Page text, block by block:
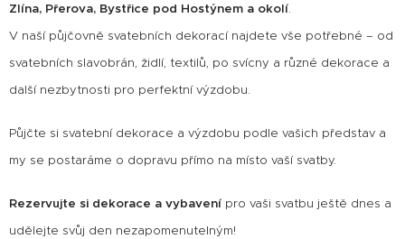
Zlína, Přerova, Bystřice pod Hostýnem a okolí.
V naší půjčovně svatebních dekorací najdete vše potřebné – od
svatebních slavobrán, židlí, textilů, po svícny a různé dekorace a
další nezbytnosti pro perfektní výzdobu.
Půjčte si svatební dekorace a výzdobu podle vašich představ a
my se postaráme o dopravu přímo na místo vaší svatby.
Rezervujte si dekorace a vybavení pro vaši svatbu ještě dnes a
udělejte svůj den nezapomenutelným!